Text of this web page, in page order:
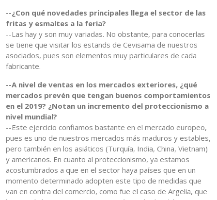
--¿Con qué novedades principales llega el sector de las
fritas y esmaltes a la feria?
--Las hay y son muy variadas. No obstante, para conocerlas
se tiene que visitar los estands de Cevisama de nuestros
asociados, pues son elementos muy particulares de cada
fabricante.
--A nivel de ventas en los mercados exteriores, ¿qué
mercados prevén que tengan buenos comportamientos
en el 2019? ¿Notan un incremento del proteccionismo a
nivel mundial?
--Este ejercicio confiamos bastante en el mercado europeo,
pues es uno de nuestros mercados más maduros y estables,
pero también en los asiáticos (Turquía, India, China, Vietnam)
y americanos. En cuanto al proteccionismo, ya estamos
acostumbrados a que en el sector haya países que en un
momento determinado adopten este tipo de medidas que
van en contra del comercio, como fue el caso de Argelia, que